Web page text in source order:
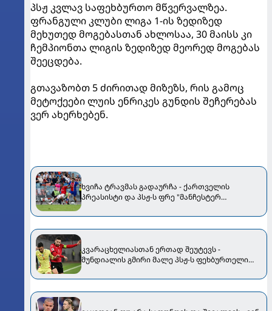
პსჟ კვლავ საფეხბურთო მწვერვალზეა.
ფრანგული კლუბი ლიგა 1-ის ზედიზედ
მეხუთედ მოგებასთან ახლოსაა, 30 მაისს კი
ჩემპიონთა ლიგის ზედიზედ მეორედ მოგებას
შეეცდება.
გთავაზობთ 5 ძირითად მიზეზს, რის გამოც
მეტოქეები ლუის ენრიკეს გუნდის შეჩერებას
ვერ ახერხებენ.
ხვიჩა ტრავმას გადაურჩა - ქართველის
პრეასისტი და პსჟ-ს ფრე "მანჩესტერ
კვარაცხელიასთან ერთად შეუტევს -
მუნდიალის გმირი მალე პსჟ-ს ფეხბურთელი